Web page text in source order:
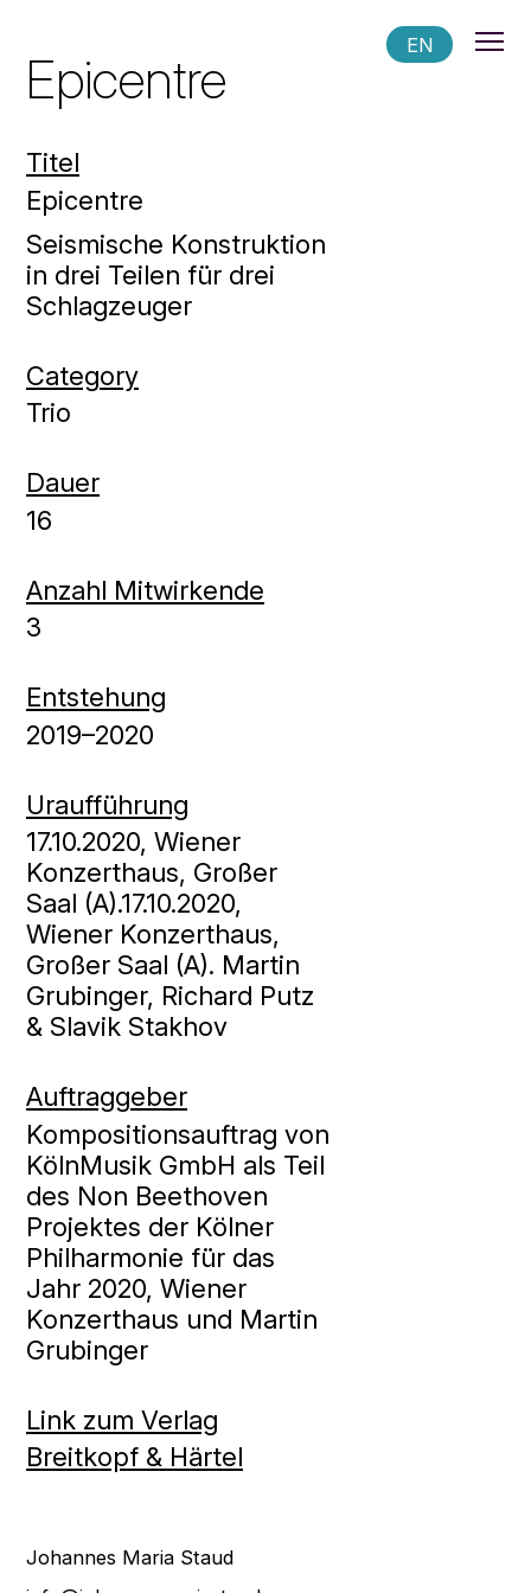
EN
Epicentre
Titel
Epicentre
Seismische Konstruktion
in drei Teilen für drei
Schlagzeuger
Category
Trio
Dauer
16
Anzahl Mitwirkende
3
Entstehung
2019–2020
Uraufführung
17.10.2020, Wiener
Konzerthaus, Großer
Saal (A).17.10.2020,
Wiener Konzerthaus,
Großer Saal (A). Martin
Grubinger, Richard Putz
& Slavik Stakhov
Auftraggeber
Kompositionsauftrag von
KölnMusik GmbH als Teil
des Non Beethoven
Projektes der Kölner
Philharmonie für das
Jahr 2020, Wiener
Konzerthaus und Martin
Grubinger
Link zum Verlag
Breitkopf & Härtel
Johannes Maria Staud